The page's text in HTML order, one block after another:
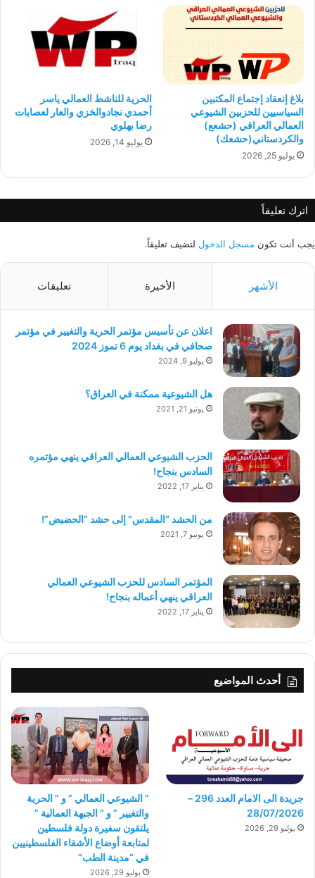
بلاغ إنعقاد إجتماع المكتبين
السياسيين للحزبين الشيوعي
العمالي العراقي (حشعع)
والكردستاني(حشعك)
يوليو 25, 2026
الحرية للناشط العمالي ياسر
أحمدي نجادوالخزي والعار لعصابات
رضا بهلوي
يوليو 14, 2026
اترك تعليقاً
يجب أنت تكون مسجل الدخول لتضيف تعليقاً.
الأشهر الأخيرة تعليقات
اعلان عن تأسيس مؤتمر الحرية والتغيير في مؤتمر
صحافي في بغداد يوم 6 تموز 2024
يوليو 9, 2024
هل الشيوعية ممكنة في العراق؟
يونيو 21, 2021
الحزب الشيوعي العمالي العراقي ينهي مؤتمره
السادس بنجاح!
يناير 17, 2022
من الحشد “المقدس” إلى حشد “الحضيض”!
يونيو 7, 2021
المؤتمر السادس للحزب الشيوعي العمالي
العراقي ينهي أعماله بنجاح!
يناير 17, 2022
أحدث المواضيع
جريدة الى الامام العدد 296 –
28/07/2026
يوليو 29, 2026
” الشيوعي العمالي ” و ” الحرية
والتغيير ” و ” الجبهة العمالية ”
يلتقون سفيرة دولة فلسطين
لمتابعة أوضاع الأشقاء الفلسطينيين
في “مدينة الطب”
يوليو 29, 2026